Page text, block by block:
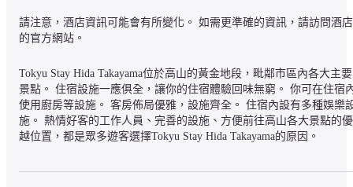
請注意，酒店資訊可能會有所變化。 如需更準確的資訊，請訪問酒店
的官方網站。
Tokyu Stay Hida Takayama位於高山的黃金地段，毗鄰市區內各大主要
景點。 住宿設施一應俱全，讓你的住宿體驗回味無窮。 你可在住宿
使用廚房等設施。 客房佈局優雅，設施齊全。 住宿內設有多種娛樂
施。 熱情好客的工作人員、完善的設施、方便前往高山各大景點的優
越位置，都是眾多遊客選擇Tokyu Stay Hida Takayama的原因。